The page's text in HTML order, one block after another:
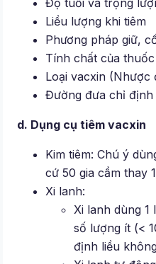
Độ tuổi và trọng
Liều lượng khi tiêm
Phương pháp giữ,
Tính chất của
Loại vacxin (Nhược
Đường đưa chỉ định
d. Dụng cụ tiêm vacxin
Kim tiêm: Chú ý
cứ 50 gia cầm thay
Xi lanh:
Xi lanh dùng 1
số lượng ít (<
định liều